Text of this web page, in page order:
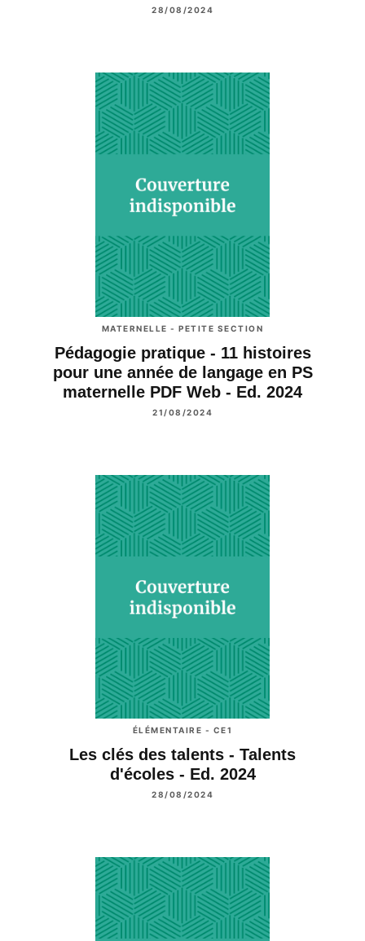
28/08/2024
MATERNELLE - PETITE SECTION
Pédagogie pratique - 11 histoires
pour une année de langage en PS
maternelle PDF Web - Ed. 2024
21/08/2024
ÉLÉMENTAIRE - CE1
Les clés des talents - Talents
d'écoles - Ed. 2024
28/08/2024